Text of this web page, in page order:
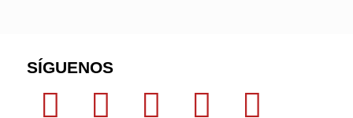
SÍGUENOS